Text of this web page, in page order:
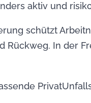
aktiv und
schützt
Rückweg. In der